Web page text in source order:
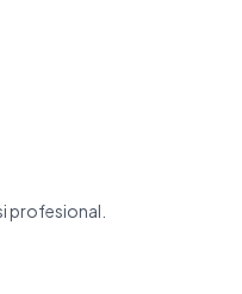
profesional.